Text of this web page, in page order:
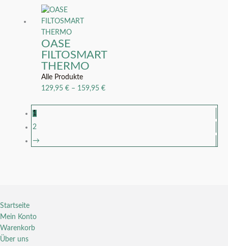
OASE
FILTOSMART
THERMO
Alle Produkte
129,95€ – 159,95€
1
2
→
Startseite
Mein Konto
Warenkorb
Über uns